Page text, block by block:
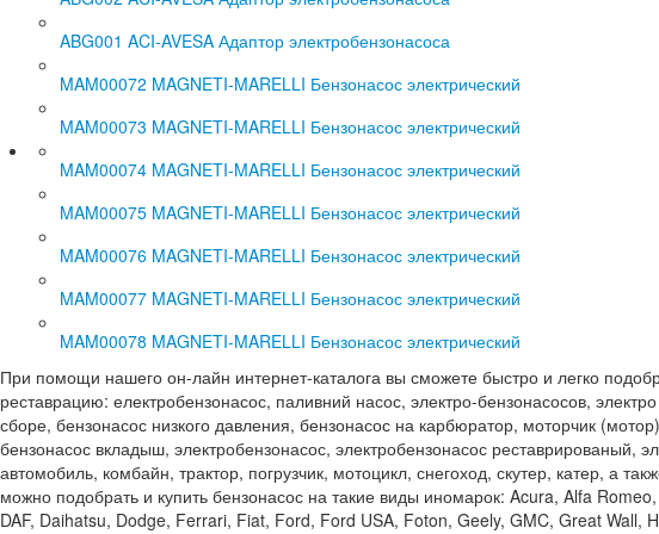
ABG001 ACI-AVESA Адаптор электробензонасоса
MAM00072 MAGNETI-MARELLI Бензонасос электрический
MAM00073 MAGNETI-MARELLI Бензонасос электрический
MAM00074 MAGNETI-MARELLI Бензонасос электрический
MAM00075 MAGNETI-MARELLI Бензонасос электрический
MAM00076 MAGNETI-MARELLI Бензонасос электрический
MAM00077 MAGNETI-MARELLI Бензонасос электрический
MAM00078 MAGNETI-MARELLI Бензонасос электрический
При помощи нашего он-лайн интернет-каталога вы сможете быстро и легко
реставрацию: електробензонасос, паливний насос, электро-бензонасосов,
сборе, бензонасос низкого давления, бензонасос на карбюратор, моторчик
бензонасос вкладыш, электробензонасос, электробензонасос реставрированый,
автомобиль, комбайн, трактор, погрузчик, мотоцикл, снегоход, скутер, катер, а
можно подобрать и купить бензонасос на такие виды иномарок: Acura, Alfa
DAF, Daihatsu, Dodge, Ferrari, Fiat, Ford, Ford USA, Foton, Geely, GMC, Great